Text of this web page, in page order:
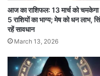
विवाह जैसे पवित्र बंधन
दिसंबर सबसे उत्तम योग
विवाह के मुहूर्त सीमित हैं,
तिथियों का लाभ उठा
आज का राशिफल: 13 मार्च को
5 राशियों का भाग्य; मेष को धन लाभ,
रहें सावधान
March 13, 2026